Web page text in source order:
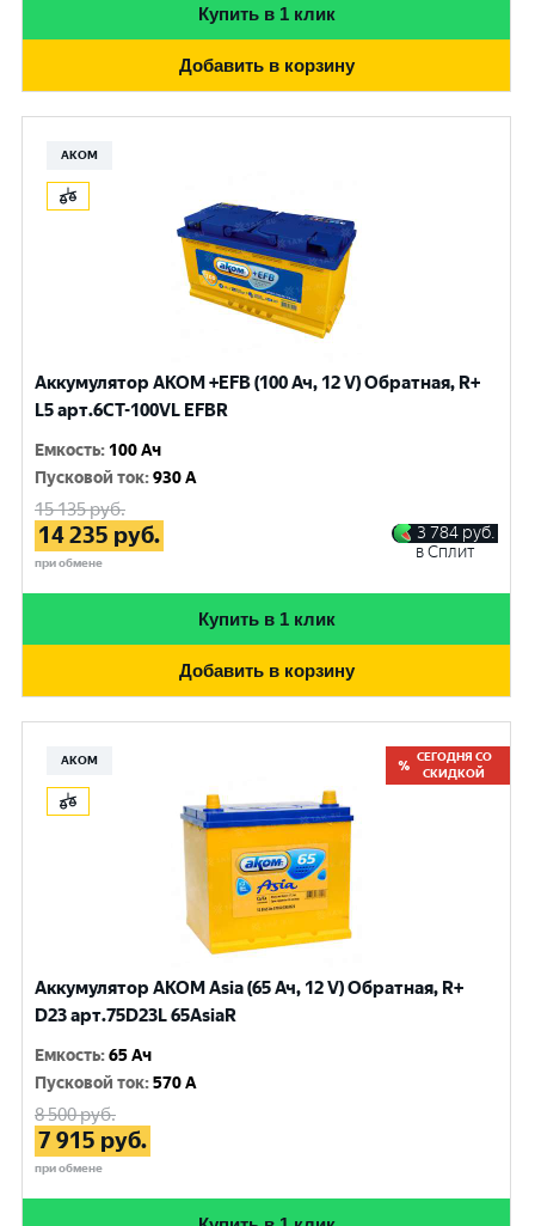
Купить в 1 клик
Добавить в корзину
АКОМ
Аккумулятор AKOM +EFB (100 Ач, 12 V) Обратная, R+
L5 арт.6СТ-100VL EFBR
Емкость: 100 Ач
Пусковой ток:930 A
15 135руб.
14 235 руб.
при обмене
3 784 руб.
в Сплит
Купить в 1 клик
Добавить в корзину
АКОМ
СЕГОДНЯ СО
СКИДКОЙ
Аккумулятор AKOM Asia (65 Ач, 12 V) Обратная, R+
D23 арт.75D23L 65AsiaR
Емкость:65 Ач
Пусковой ток:570 A
8 500руб.
7 915 руб.
при обмене